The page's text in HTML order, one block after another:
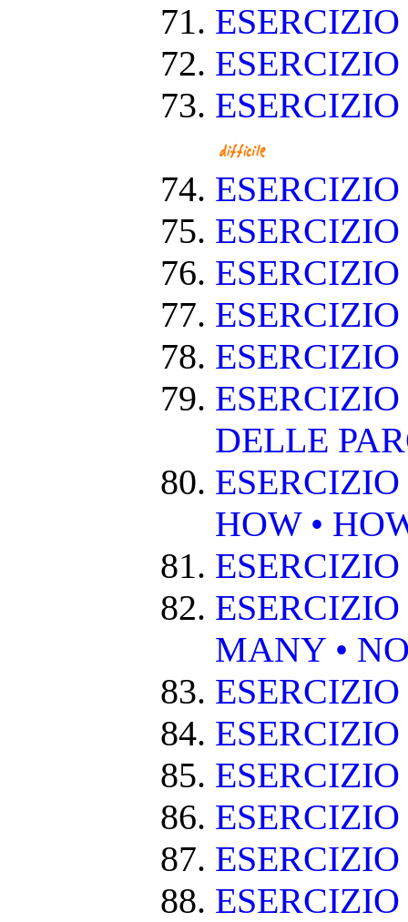
DELLE
HOW •
MANY •